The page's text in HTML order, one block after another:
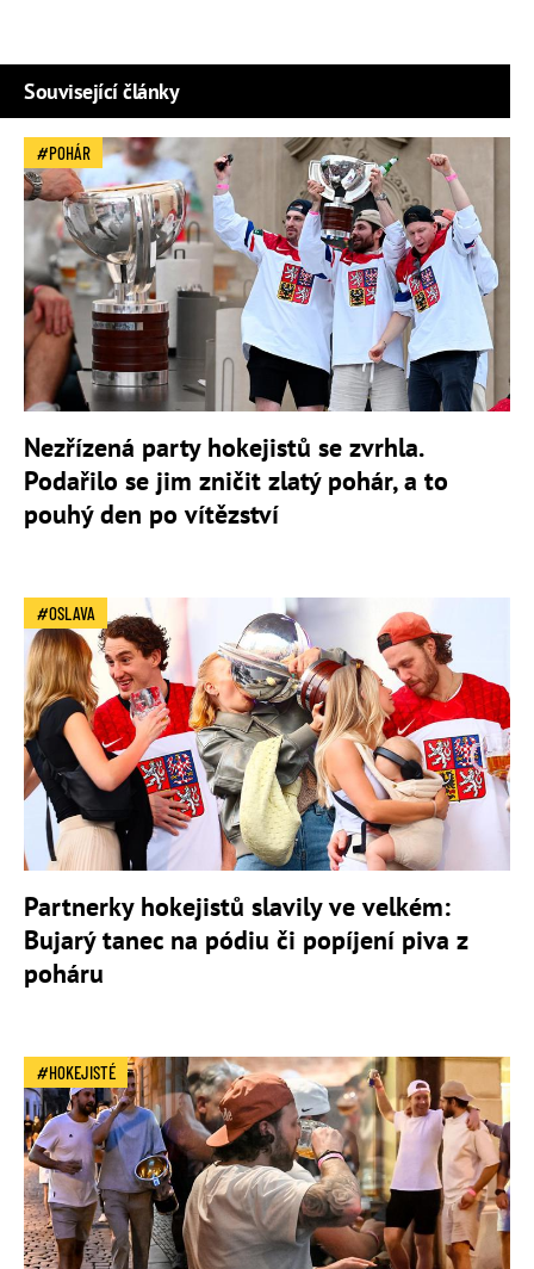
Související články
POHÁR
Nezřízená party hokejistů se zvrhla.
Podařilo se jim zničit zlatý pohár, a to
pouhý den po vítězství
OSLAVA
Partnerky hokejistů slavily ve velkém:
Bujarý tanec na pódiu či popíjení piva z
poháru
HOKEJISTÉ